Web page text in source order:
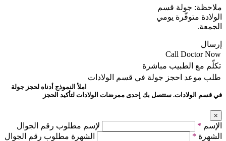
ملاحظة: جولة قسم
الولادة متوفّرة يومي
الجمعة.
إرسال
Call Doctor Now
تكلّم مع الطبيب مباشرة
طلب موعد احجز جولة في قسم الولادات
املأ النموذج أدناه لحجز جولة
في قسم الولادات. ستتصل بك إحدى ممرضات الولادات لتأكيد الحجز
×
الإسم *
لإسم مطلوب رقم الجوال
الشهرة * الشهرة مطلوب رقم الجوال